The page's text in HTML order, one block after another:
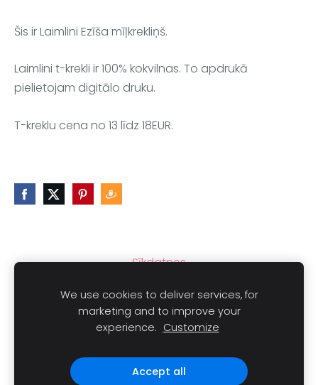
Šis ir Laimlini Ezīša mīļkrekliņš.
Laimlini t-krekli ir 100% kokvilnas. To apdrukā
pielietojam digitālo druku.
T-kreklu cena no 13 līdz 18EUR.
Sīkdatnes
Autortiesības © 2021 LAIMLINI Visas tiesības aizsargātas.
We use cookies to deliver services, for
marketing and to improve your
experience. Customize
Accept all